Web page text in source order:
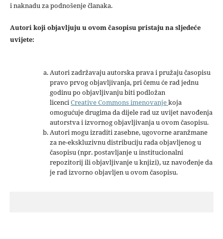
i naknadu za podnošenje članaka.
Autori koji objavljuju u ovom časopisu pristaju na sljedeće
uvijete:
Autori zadržavaju autorska prava i pružaju časopisu
pravo prvog objavljivanja, pri čemu će rad jednu
godinu po objavljivanju biti podložan
licenciCreative Commons imenovanjekoja
omogućuje drugima da dijele rad uz uvijet navođenja
autorstva i izvornog objavljivanja u ovom časopisu.
Autori mogu izraditi zasebne, ugovorne aranžmane
za ne-ekskluzivnu distribuciju rada objavljenog u
časopisu (npr. postavljanje u institucionalni
repozitorij ili objavljivanje u knjizi), uz navođenje da
je rad izvorno objavljen u ovom časopisu.